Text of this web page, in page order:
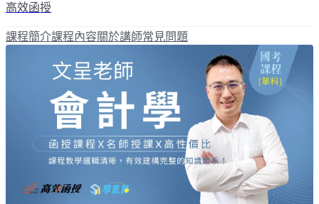
高效函授
課程簡介課程內容關於講師常見問題